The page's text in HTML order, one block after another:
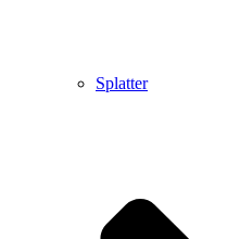
Splatter